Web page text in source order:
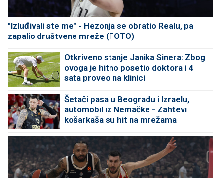
"Izluđivali ste me" - Hezonja se obratio Realu, pa
zapalio društvene mreže (FOTO)
Otkriveno stanje Janika Sinera: Zbog
ovoga je hitno posetio doktora i 4
sata proveo na klinici
Šetači pasa u Beogradu i Izraelu,
automobil iz Nemačke - Zahtevi
košarkaša su hit na mrežama